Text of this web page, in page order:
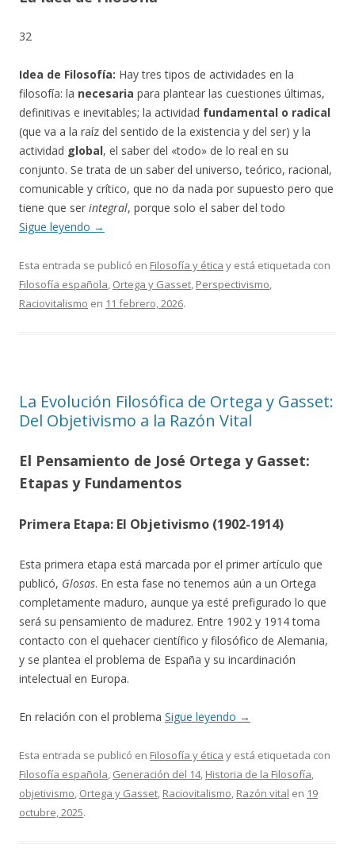
32
Idea de Filosofía: Hay tres tipos de actividades en la
filosofía: la necesaria para plantear las cuestiones últimas,
definitivas e inevitables; la actividad fundamental o radical
(que va a la raíz del sentido de la existencia y del ser) y la
actividad global, el saber del «todo» de lo real en su
conjunto. Se trata de un saber del universo, teórico, racional,
comunicable y crítico, que no da nada por supuesto pero que
tiene que ser integral, porque solo el saber del todo
Sigue leyendo →
Esta entrada se publicó en Filosofía y ética y está etiquetada con
Filosofía española, Ortega y Gasset, Perspectivismo,
Raciovitalismo en 11 febrero, 2026.
La Evolución Filosófica de Ortega y Gasset:
Del Objetivismo a la Razón Vital
El Pensamiento de José Ortega y Gasset:
Etapas y Fundamentos
Primera Etapa: El Objetivismo (1902-1914)
Esta primera etapa está marcada por el primer artículo que
publicó, Glosas. En esta fase no tenemos aún a un Ortega
completamente maduro, aunque ya esté prefigurado lo que
será su pensamiento de madurez. Entre 1902 y 1914 toma
contacto con el quehacer científico y filosófico de Alemania,
y se plantea el problema de España y su incardinación
intelectual en Europa.
En relación con el problema Sigue leyendo →
Esta entrada se publicó en Filosofía y ética y está etiquetada con
Filosofía española, Generación del 14, Historia de la Filosofía,
objetivismo, Ortega y Gasset, Raciovitalismo, Razón vital en 19
octubre, 2025.